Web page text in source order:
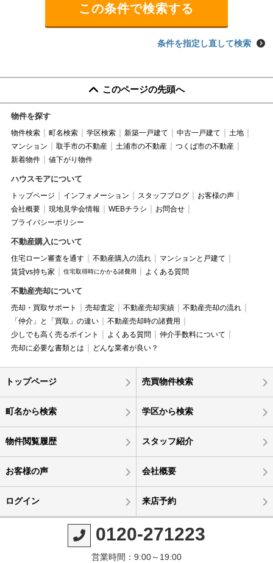
条件を指定し直して検索
このページの先頭へ
物件を探す
物件検索 町名検索 学区検索 新築一戸建て 中古一戸建て
土地
マンション
取手市の不動産 土浦市の不動産
つくば市の不動産
新着物件
値下がり物件
ハウスモアについて
トップページ インフォメーション スタッフブログ
お客様の声
会社概要
現地見学会情報 WEBチラシ
お問合せ
プライバシーポリシー
不動産購入について
住宅ローン審査を通す 不動産購入の流れ
マンションと戸建て
賃貸vs持ち家
住宅取得時にかかる諸費用 よくある質問
不動産売却について
売却・買取サポート 売却査定 不動産売却実績
不動産売却の流れ
「仲介」と「買取」の違い
不動産売却時の諸費用
少しでも高く売るポイント
よくある質問
仲介手数料について
売却に必要な書類とは
どんな業者が良い？
トップページ 売買物件検索
町名から検索 学区から検索
物件閲覧履歴 スタッフ紹介
お客様の声 会社概要
ログイン 来店予約
0120-271223
営業時間：9:00～19:00